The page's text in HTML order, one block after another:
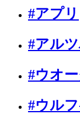
#アプリ
#アル
#ウオ
#ウル